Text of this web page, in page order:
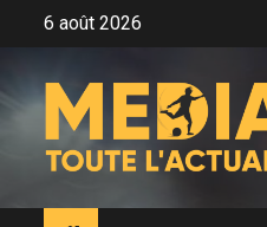
6 août 2026